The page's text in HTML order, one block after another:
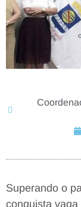
Superando o
conquista